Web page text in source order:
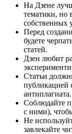
На Дзене
тематики, но
собственных
Перед
будете
статей.
Дзен любит
Статьи
публикацией
антиплагиата.
Соблюдайте
с ними),
Не
завлекайте